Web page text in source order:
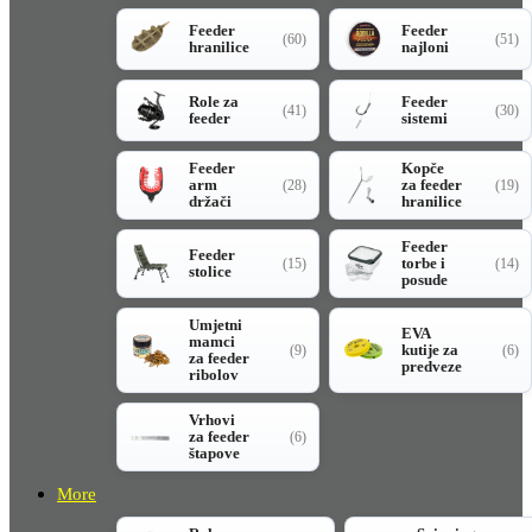
Feeder
hranilice
(60)
Feeder
najloni
(51)
Role za
feeder
(41)
Feeder
sistemi
(30)
Feeder
arm
držači
(28)
Kopče
za feeder
hranilice
(19)
Feeder
stolice
(15)
Feeder
torbe i
posude
(14)
Umjetni
mamci
za feeder
ribolov
(9)
EVA
kutije za
predveze
(6)
Vrhovi
za feeder
štapove
(6)
More